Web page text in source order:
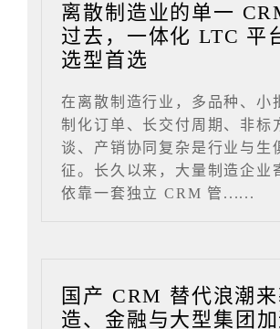
离散制造业的单一
过去，一体化 LTC 平
选型首选
在离散制造行业，多品种、小
制化订单、长交付周期、非标
谈、产销协同复杂是行业与生
征。长久以来，大量制造企业
依靠一套独立 CRM 管......
国产 CRM 替代浪潮来
造、金融与大型集团